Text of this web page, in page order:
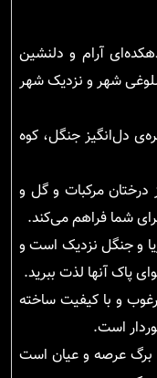
آرام و دلنشین
شهر و نزدیک شهر
دل‌انگیز جنگل، کوه
درختان مرکبات و گل و
شما فراهم می‌کند.
و جنگل نزدیک است و
پاک آنها لذت ببرید.
و با کیفیت ساخته
است.
برگ عرصه و عیان است